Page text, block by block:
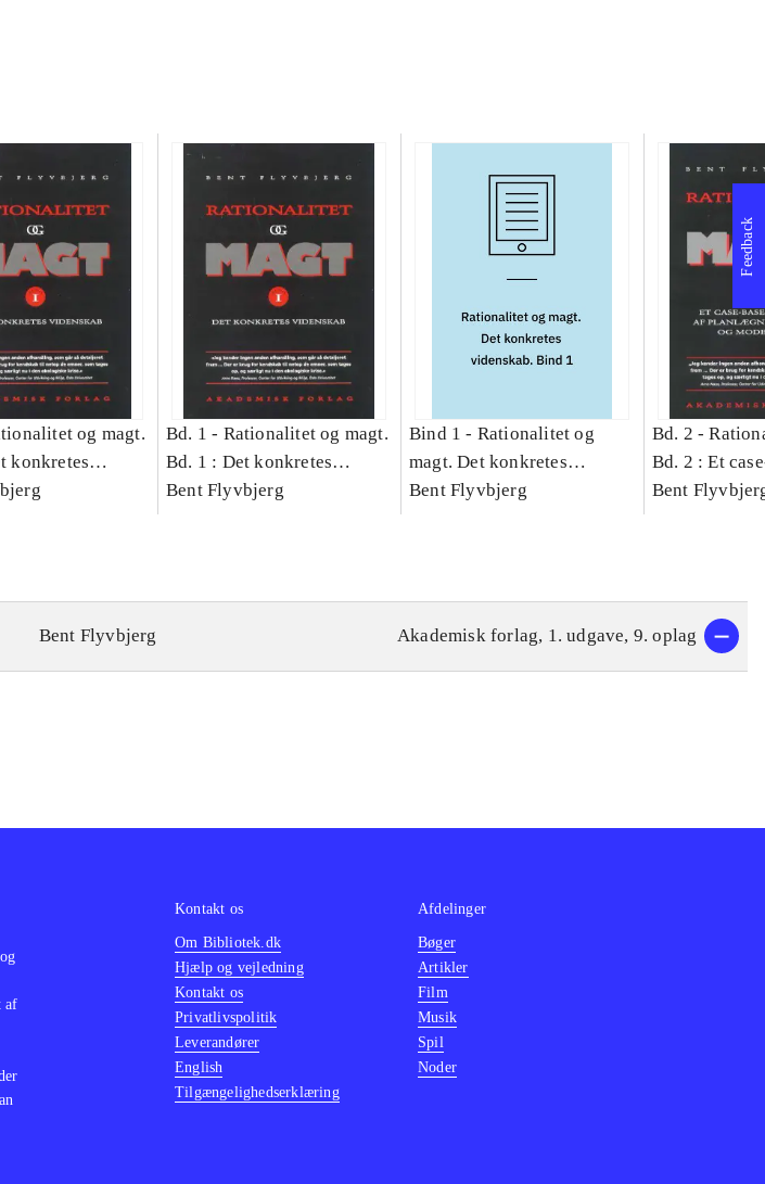
og magt.
konkretes
Bd. 1 - Rationalitet og magt.
Bd. 1 : Det konkretes
videnskab
Bent Flyvbjerg
Bind 1 - Rationalitet og
magt. Det konkretes
videnskab. Bind 1
Bent Flyvbjerg
Bd. 2 -
Bd. 2 : Et
studie af
Bent
Bent Flyvbjerg Akademisk forlag, 1. udgave, 9. oplag
Feedback
af
Kontakt os
Om Bibliotek.dk
Hjælp og vejledning
Kontakt os
Privatlivspolitik
Leverandører
English
Tilgængelighedserklæring
Afdelinger
Bøger
Artikler
Film
Musik
Spil
Noder